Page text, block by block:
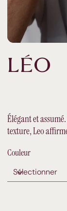
LÉO
Élégant et
texture, Leo
Couleur